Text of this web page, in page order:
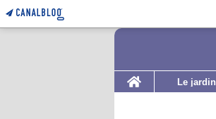
Home
Le jardin